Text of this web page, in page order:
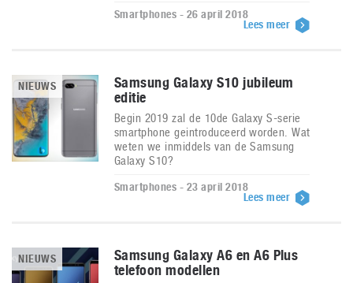
Smartphones - 26 april 2018
Lees meer
NIEUWS
Samsung Galaxy S10 jubileum
editie
Begin 2019 zal de 10de Galaxy S-serie
smartphone geintroduceerd worden. Wat
weten we inmiddels van de Samsung
Galaxy S10?
Smartphones - 23 april 2018
Lees meer
NIEUWS
Samsung Galaxy A6 en A6 Plus
telefoon modellen